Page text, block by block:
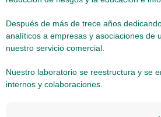
Después de más de trece años
analíticos a empresas y asociaciones de
nuestro servicio comercial.
Nuestro laboratorio se reestructura y se
internos y colaboraciones.